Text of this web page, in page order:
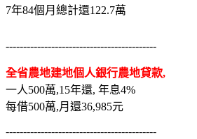
7年84個月總計還122.7萬
-------------------------------------------
全省農地建地個人銀行農地貸款,
一人500萬,15年還, 年息4%
每借500萬,月還36,985元
-------------------------------------------